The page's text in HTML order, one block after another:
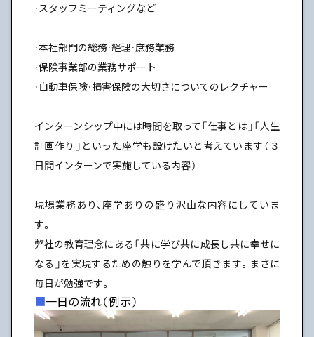
・スタッフミーティングなど
・本社部門の総務・経理・庶務業務
・保険事業部の業務サポート
・自動車保険・損害保険の大切さについてのレクチャー
インターンシップ中には時間を取って「仕事とは」「人生
計画作り」といった座学も設けたいと考えています（３
日間インターンで実施している内容）
現場業務あり、座学ありの盛り沢山な内容にしていま
す。
弊社の教育理念にある「共に学び共に成長し共に幸せに
なる」を実現するための触りを学んで頂きます。まさに
毎日が勉強です。
一日の流れ（例示）